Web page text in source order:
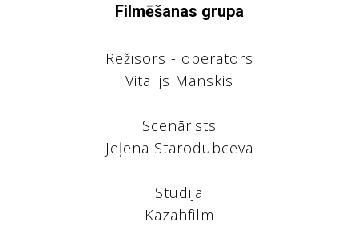
Filmēšanas grupa
Režisors - operators
Vitālijs Manskis
Scenārists
Jeļena Starodubceva
Studija
Kazahfilm